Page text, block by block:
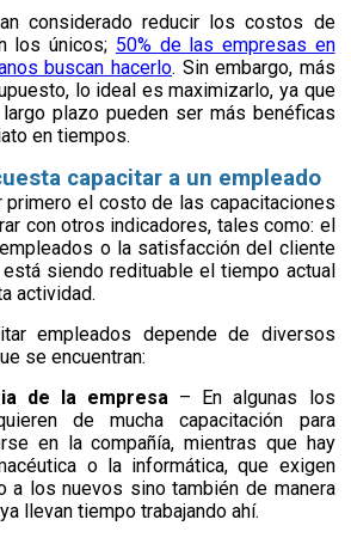
considerado reducir los costos de
los únicos; 50% de las empresas en
buscan hacerlo. Sin embargo, más
lo ideal es maximizarlo, ya que
plazo pueden ser más benéficas
en tiempos.
capacitar a un empleado
primero el costo de las capacitaciones
con otros indicadores, tales como: el
o la satisfacción del cliente
siendo redituable el tiempo actual
actividad.
empleados depende de diversos
se encuentran:
de la empresa – En algunas los
de mucha capacitación para
en la compañía, mientras que hay
o la informática, que exigen
a los nuevos sino también de manera
llevan tiempo trabajando ahí.